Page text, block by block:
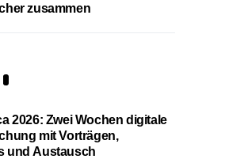
zusammen
2026: Zwei Wochen digitale
mit Vorträgen,
und Austausch